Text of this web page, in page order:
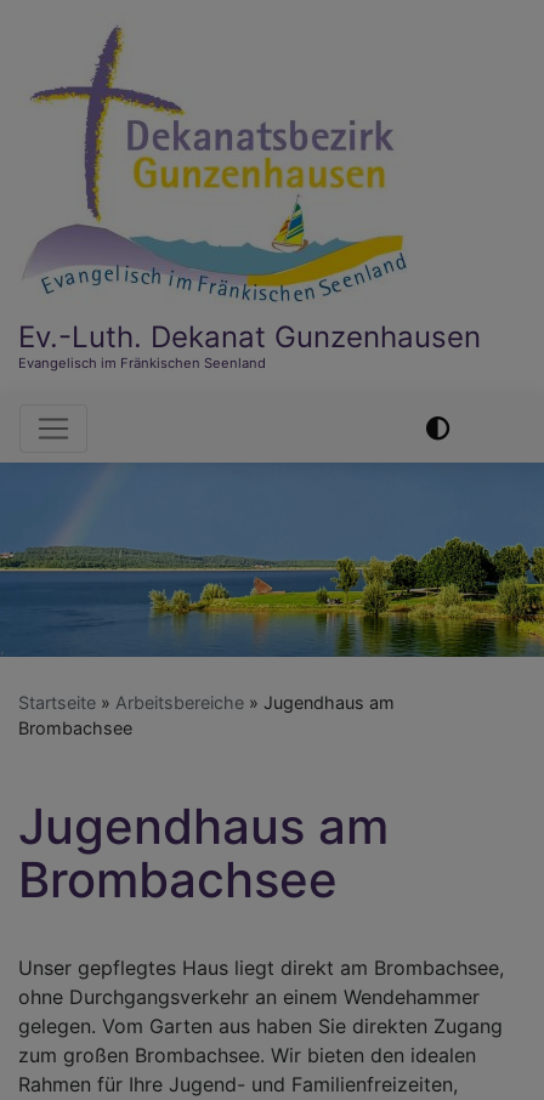
Ev.-Luth. Dekanat Gunzenhausen
Evangelisch im Fränkischen Seenland
Hauptnavigation
Startseite Arbeitsbereiche
Jugendhaus am
Brombachsee
Jugendhaus am
Brombachsee
Unser gepflegtes Haus liegt direkt am Brombachsee,
ohne Durchgangsverkehr an einem Wendehammer
gelegen. Vom Garten aus haben Sie direkten Zugang
zum großen Brombachsee. Wir bieten den idealen
Rahmen für Ihre Jugend- und Familienfreizeiten,